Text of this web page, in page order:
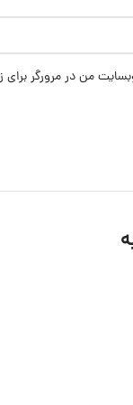
من در مرورگر